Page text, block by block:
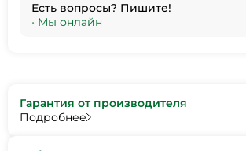
Есть вопросы? Пишите!
• Мы онлайн
Гарантия от производителя
Подробнее